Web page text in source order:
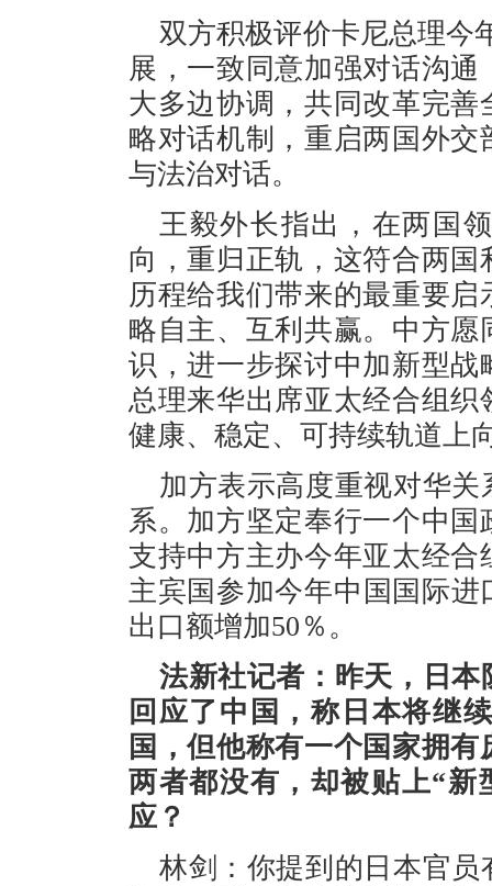
双方积极评价卡尼总理今
展，一致同意加强对话沟
大多边协调，共同改革完
略对话机制，重启两国外
与法治对话。
王毅外长指出，在两国
向，重归正轨，这符合两
历程给我们带来的最重要
略自主、互利共赢。中方
识，进一步探讨中加新型
总理来华出席亚太经合组
健康、稳定、可持续轨道上
加方表示高度重视对华
系。加方坚定奉行一个中
支持中方主办今年亚太经
主宾国参加今年中国国际进
出口额增加50％。
法新社记者：昨天，日
回应了中国，称日本将继
国，但他称有一个国家拥
两者都没有，却被贴上“新
应？
林剑：你提到的日本官